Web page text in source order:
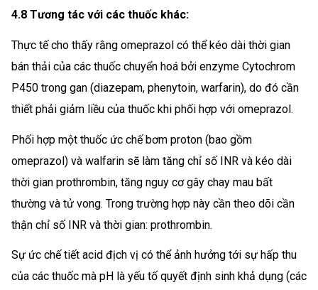
4.8 Tương tác với các thuốc khác:
Thực tế cho thấy rằng omeprazol có thể kéo dài thời gian
bán thải của các thuốc chuyển hoá bởi enzyme Cytochrom
P450 trong gan (diazepam, phenytoin, warfarin), do đó cần
thiết phải giảm liều của thuốc khi phối hợp với omeprazol.
Phối hợp một thuốc ức chế bơm proton (bao gồm
omeprazol) và walfarin sẽ làm tăng chỉ số INR và kéo dài
thời gian prothrombin, tăng nguy cơ gây chay mau bất
thường và tử vong. Trong trường hợp này cần theo dõi cần
thận chỉ số INR và thời gian: prothrombin.
Sự ức chế tiết acid địch vị có thể ảnh hưởng tới sự hấp thu
của các thuốc mà pH là yếu tố quyết định sinh khả dụng (các